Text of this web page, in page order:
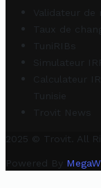
Validateur
Taux de
TuniRIBs
Simulateur
Calculateur
Tunisie
Trovit News
2025 © Trovit. All
Powered By